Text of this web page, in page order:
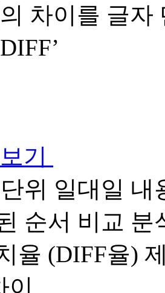
차이를 글자
기
위 일대일 내
순서 비교 분
율 (DIFF율)